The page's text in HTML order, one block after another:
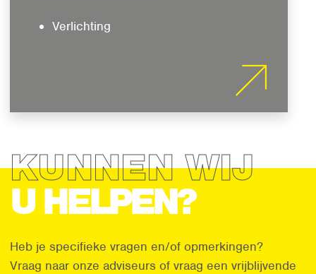
Verlichting
KUNNEN WIJ
U HELPEN?
Heb je specifieke vragen en/of opmerkingen?
Vraag naar onze adviseurs of vraag een vrijblijvende